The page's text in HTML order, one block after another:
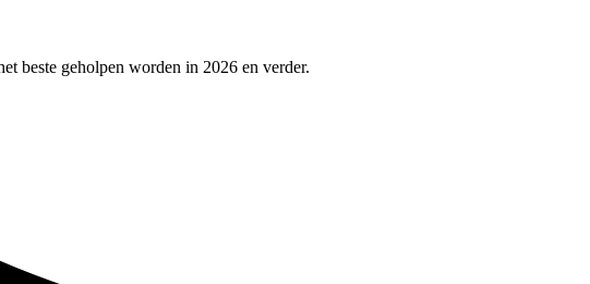
beste geholpen worden in 2026 en verder.